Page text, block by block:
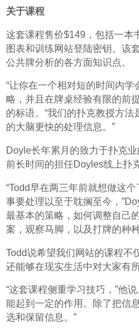
关于课程
这套课程售价$149，包括一本
图表和训练网站登陆密钥。该
公共牌分析的各方面知识点。
“让你在一个相对短的时间内
略，并且在牌桌经验有限的前
的标语。“我们的扑克教授方
的大脑更快的处理信息。”
Doyle长年累月的致力于扑克
前长时间的担任Doyles线上扑
“Todd早在两三年前就想做这
事要处理以至于耽搁至今，
最基本的策略，如何调整自己
案，观察马脚，以及打牌的种
Todd说希望我们网站的课程不
还能够在现实生活中对大家有所
“这套课程侧重学习技巧，”他
能起到一定的作用。除了把信
选和保留信息。”